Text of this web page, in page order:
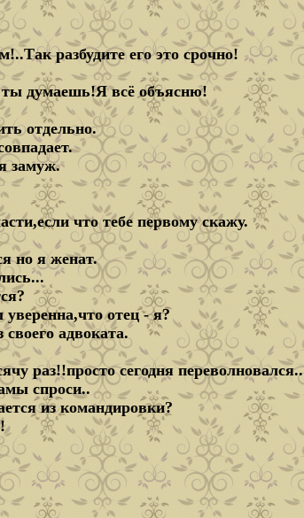
разбудите его это срочно!
ты думаешь!Я всё объясню!
отдельно.
замуж.
что тебе первому скажу.
но я женат.
отец - я?
своего адвоката.
раз!!просто сегодня переволновался..
спроси..
из командировки?